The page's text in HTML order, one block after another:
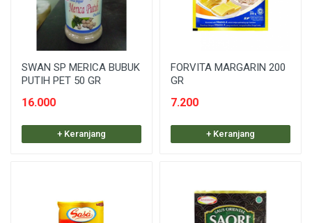
SWAN SP MERICA BUBUK
PUTIH PET 50 GR
16.000
+ Keranjang
FORVITA MARGARIN 200
GR
7.200
+ Keranjang